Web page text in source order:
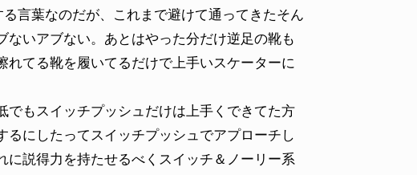
言葉なのだが、これまで避けて通ってきたそん
いアブない。あとはやった分だけ逆足の靴も
てる靴を履いてるだけで上手いスケーターに
もスイッチプッシュだけは上手くできてた方
にしたってスイッチプッシュでアプローチし
説得力を持たせるべくスイッチ＆ノーリー系